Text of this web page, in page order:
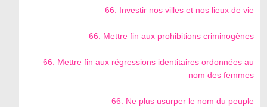
66. Investir nos villes et nos lieux de vie
66. Mettre fin aux prohibitions criminogènes
66. Mettre fin aux régressions identitaires ordonnées au
nom des femmes
66. Ne plus usurper le nom du peuple